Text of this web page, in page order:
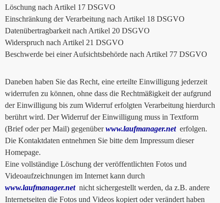
Löschung nach Artikel 17 DSGVO
Einschränkung der Verarbeitung nach Artikel 18 DSGVO
Datenübertragbarkeit nach Artikel 20 DSGVO
Widerspruch nach Artikel 21 DSGVO
Beschwerde bei einer Aufsichtsbehörde nach Artikel 77 DSGVO
Daneben haben Sie das Recht, eine erteilte Einwilligung jederzeit
widerrufen zu können, ohne dass die Rechtmäßigkeit der aufgrund
der Einwilligung bis zum Widerruf erfolgten Verarbeitung hierdurch
berührt wird. Der Widerruf der Einwilligung muss in Textform
(Brief oder per Mail) gegenüberwww.laufmanager.neterfolgen.
Die Kontaktdaten entnehmen Sie bitte dem Impressum dieser
Homepage.
Eine vollständige Löschung der veröffentlichten Fotos und
Videoaufzeichnungen im Internet kann durch
www.laufmanager.netnicht sichergestellt werden, da z.B. andere
Internetseiten die Fotos und Videos kopiert oder verändert haben